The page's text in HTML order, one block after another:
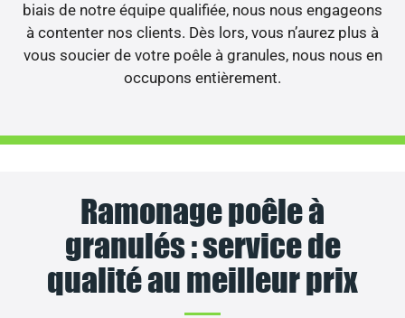
biais de notre équipe qualifiée, nous nous engageons
à contenter nos clients. Dès lors, vous n’aurez plus à
vous soucier de votre poêle à granules, nous nous en
occupons entièrement.
Ramonage poêle à
granulés : service de
qualité au meilleur prix